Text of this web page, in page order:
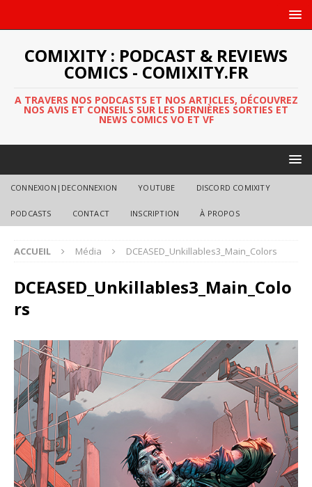
COMIXITY : PODCAST & REVIEWS
COMICS - COMIXITY.FR
A TRAVERS NOS PODCASTS ET NOS ARTICLES, DÉCOUVREZ
NOS AVIS ET CONSEILS SUR LES DERNIÈRES SORTIES ET
NEWS COMICS VO ET VF
CONNEXION|DECONNEXION YOUTUBE DISCORD COMIXITY
PODCASTS CONTACT INSCRIPTION À PROPOS
ACCUEIL Média DCEASED_Unkillables3_Main_Colors
DCEASED_Unkillables3_Main_Colo
rs